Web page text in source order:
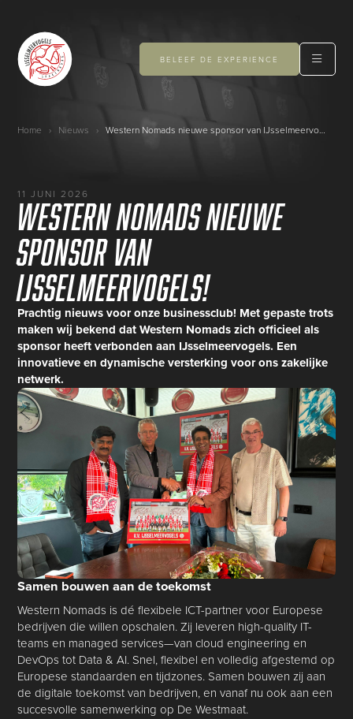
BELEEF DE EXPERIENCE
Home › Nieuws › Western Nomads nieuwe sponsor van IJsselmeervogels!
11 JUNI 2026
Western Nomads nieuwe
sponsor van
IJsselmeervogels!
Prachtig nieuws voor onze businessclub! Met gepaste trots
maken wij bekend dat Western Nomads zich officieel als
sponsor heeft verbonden aan IJsselmeervogels. Een
innovatieve en dynamische versterking voor ons zakelijke
netwerk.
Samen bouwen aan de toekomst
Western Nomads is dé flexibele ICT-partner voor Europese
bedrijven die willen opschalen. Zij leveren high-quality IT-
teams en managed services—van cloud engineering en
DevOps tot Data & AI. Snel, flexibel en volledig afgestemd op
Europese standaarden en tijdzones. Samen bouwen zij aan
de digitale toekomst van bedrijven, en vanaf nu ook aan een
succesvolle samenwerking op De Westmaat.